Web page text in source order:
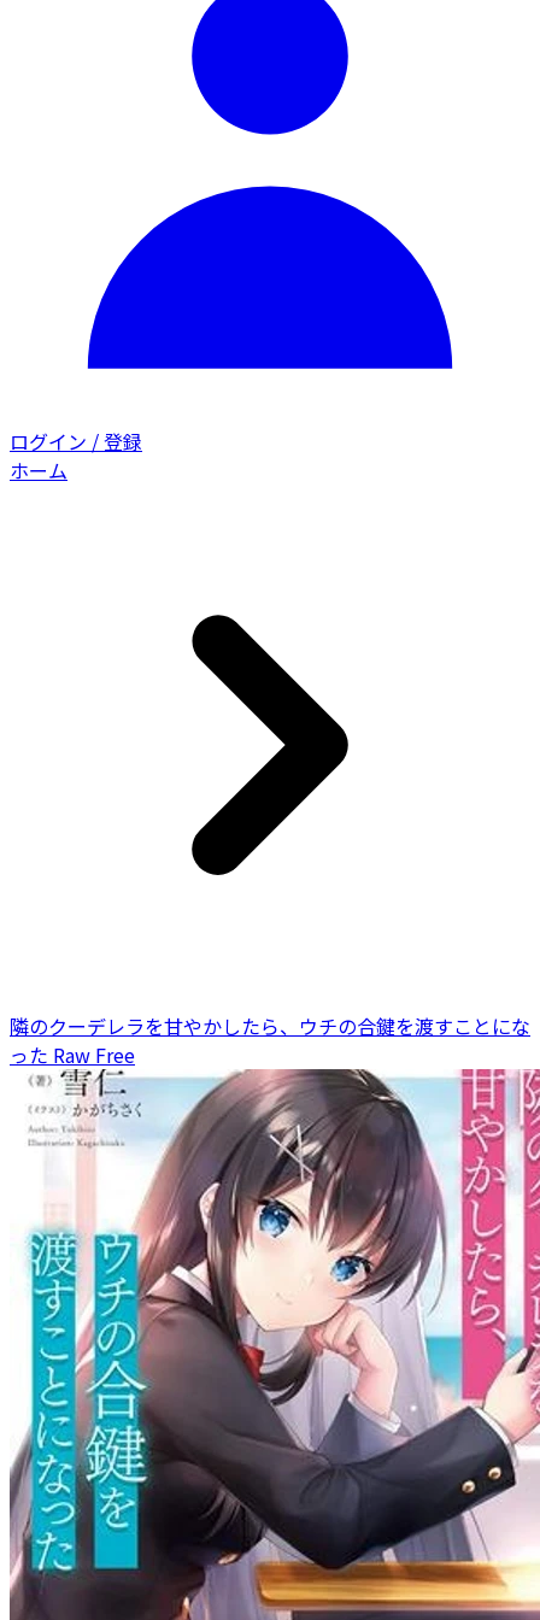
ログイン / 登録
ホーム
隣のクーデレラを甘やかしたら、ウチの合鍵を渡すことにな
った Raw Free